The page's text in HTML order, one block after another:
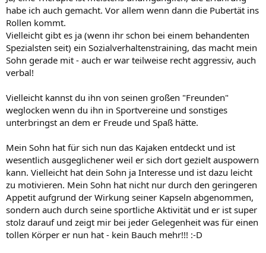
habe ich auch gemacht. Vor allem wenn dann die Pubertät ins
Rollen kommt.
Vielleicht gibt es ja (wenn ihr schon bei einem behandenten
Spezialsten seit) ein Sozialverhaltenstraining, das macht mein
Sohn gerade mit - auch er war teilweise recht aggressiv, auch
verbal!
Vielleicht kannst du ihn von seinen großen "Freunden"
weglocken wenn du ihn in Sportvereine und sonstiges
unterbringst an dem er Freude und Spaß hätte.
Mein Sohn hat für sich nun das Kajaken entdeckt und ist
wesentlich ausgeglichener weil er sich dort gezielt auspowern
kann. Vielleicht hat dein Sohn ja Interesse und ist dazu leicht
zu motivieren. Mein Sohn hat nicht nur durch den geringeren
Appetit aufgrund der Wirkung seiner Kapseln abgenommen,
sondern auch durch seine sportliche Aktivität und er ist super
stolz darauf und zeigt mir bei jeder Gelegenheit was für einen
tollen Körper er nun hat - kein Bauch mehr!!! :-D